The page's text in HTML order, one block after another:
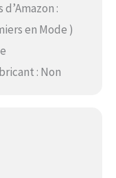
:
en Mode )
: Non